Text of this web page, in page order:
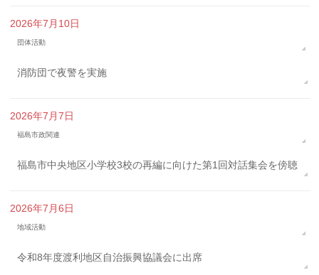
2026年7月10日
団体活動
消防団で夜警を実施
2026年7月7日
福島市政関連
福島市中央地区小学校3校の再編に向けた第1回対話集会を傍聴
2026年7月6日
地域活動
令和8年度渡利地区自治振興協議会に出席